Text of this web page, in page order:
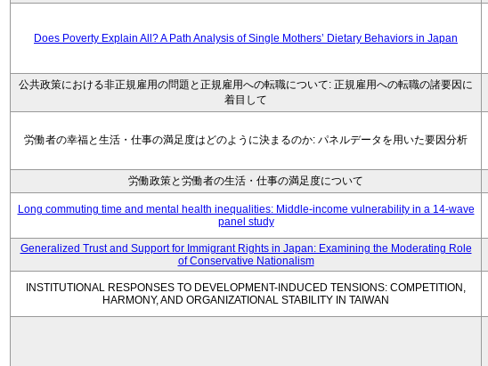
Does Poverty Explain All? A Path Analysis of Single Mothers’ Dietary Behaviors in Japan
公共政策における非正規雇用の問題と正規雇用への転職について: 正規雇用への転職の諸要因に
着目して
労働者の幸福と生活・仕事の満足度はどのように決まるのか: パネルデータを用いた要因分析
労働政策と労働者の生活・仕事の満足度について
Long commuting time and mental health inequalities: Middle-income vulnerability in a 14-wave
panel study
Generalized Trust and Support for Immigrant Rights in Japan: Examining the Moderating Role
of Conservative Nationalism
INSTITUTIONAL RESPONSES TO DEVELOPMENT-INDUCED TENSIONS: COMPETITION,
HARMONY, AND ORGANIZATIONAL STABILITY IN TAIWAN